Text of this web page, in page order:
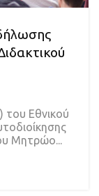
του Εθνικού
Μητρώο...